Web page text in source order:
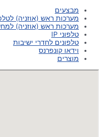
מבצעים
מערכות ראש (אוזניה)
מערכות ראש (אוזניה)
טלפוני IP
טלפונים לחדרי ישיבות
וידאו קונפרנס
מוצרים